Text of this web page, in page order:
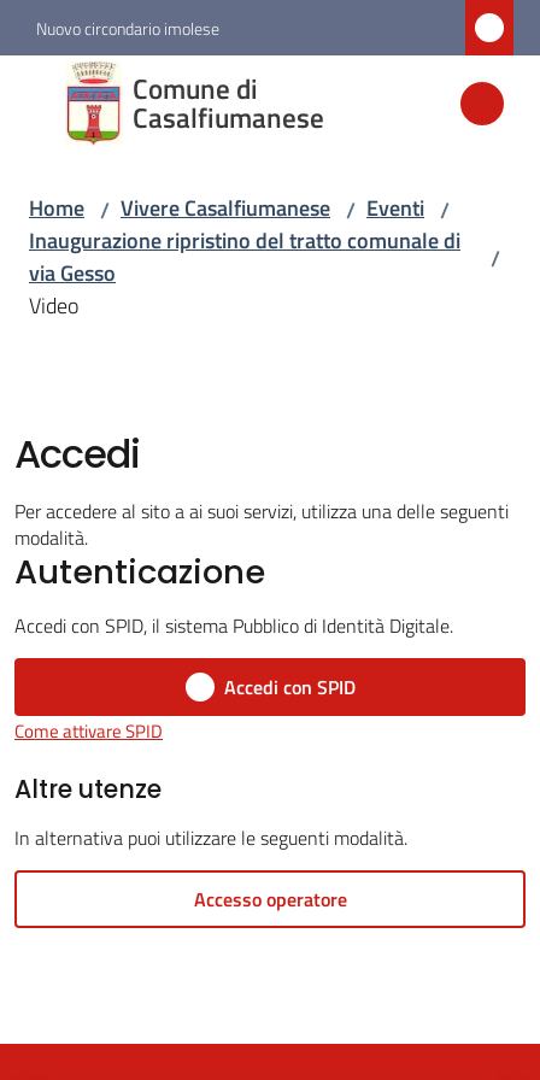
Vai al contenuto
Vai alla navigazione
Vai al footer
Nuovo circondario imolese
Comune di
Casalfiumanese
Comune di
Casalfiumanese
Amministrazione
Novità
Casalfiumanese
5x1000
Servizi
line
Tutti
argomenti
Home / Vivere Casalfiumanese / Eventi /
Inaugurazione ripristino del tratto comunale di
via Gesso
/
Video
Accedi
Per accedere al sito a ai suoi servizi, utilizza una delle seguenti
modalità.
Autenticazione
Accedi con SPID, il sistema Pubblico di Identità Digitale.
Accedi con SPID
Come attivare SPID
Altre utenze
In alternativa puoi utilizzare le seguenti modalità.
Accesso operatore